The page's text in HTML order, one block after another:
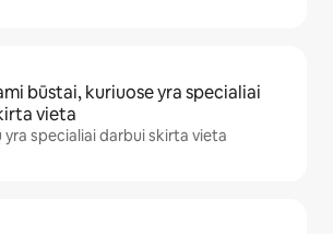
būstai, kuriuose yra specialiai
vieta
yra specialiai darbui skirta vieta